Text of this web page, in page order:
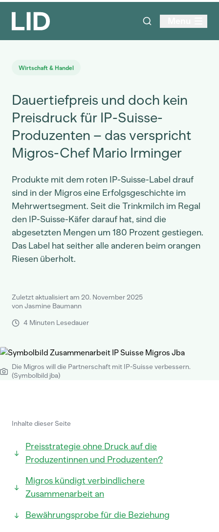
Wirtschaft & Handel
Dauertiefpreis und doch kein
Preisdruck für IP-Suisse-
Produzenten – das verspricht
Migros-Chef Mario Irminger
Produkte mit dem roten IP-Suisse-Label drauf
sind in der Migros eine Erfolgsgeschichte im
Mehrwertsegment. Seit die Trinkmilch im Regal
den IP-Suisse-Käfer darauf hat, sind die
abgesetzten Mengen um 180 Prozent gestiegen.
Das Label hat seither alle anderen beim orangen
Riesen überholt.
Zuletzt aktualisiert am 20. November 2025
von Jasmine Baumann
4 Minuten Lesedauer
Die Migros will die Partnerschaft mit IP-Suisse verbessern.
(Symbolbild jba)
Inhalte dieser Seite
Preisstrategie ohne Druck auf die
Produzentinnen und Produzenten?
Migros kündigt verbindlichere
Zusammenarbeit an
Bewährungsprobe für die Beziehung